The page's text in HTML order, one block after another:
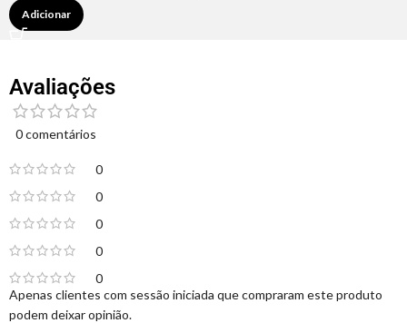
Adicionar
Avaliações
0 comentários
0
0
0
0
0
Apenas clientes com sessão iniciada que compraram este produto
podem deixar opinião.